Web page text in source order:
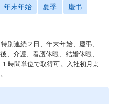
年末年始 夏季 慶弔
別連続２日、年末年始、慶弔、
、介護、看護休暇、結婚休暇、
時間単位で取得可。入社初月よ